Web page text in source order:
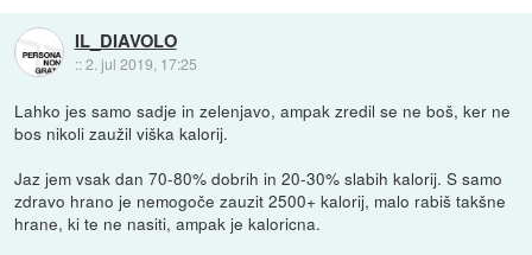
IL_DIAVOLO
::2. jul 2019, 17:25
Lahko jes samo sadje in zelenjavo, ampak zredil se ne boš, ker ne
bos nikoli zaužil viška kalorij.
Jaz jem vsak dan 70-80% dobrih in 20-30% slabih kalorij. S samo
zdravo hrano je nemogoče zauzit 2500+ kalorij, malo rabiš takšne
hrane, ki te ne nasiti, ampak je kaloricna.